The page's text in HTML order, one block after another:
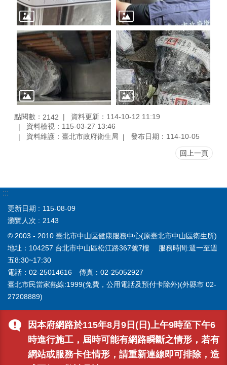
因本府網路於115年8月9日(日)上午9時至下午6
時進行施工，屆時可能有網路瞬斷之情形，若有
網站或服務卡住情形，請重新連線即可排除，造
點閱數： 2142
資料更新：114-10-12 11:19
資料檢視：115-03-27 13:46
資料維護：臺北市政府衛生局
發布日期：114-10-05
回上一頁
:::
更新日期
115-08-09
瀏覽人次
2143
© 2003 - 2010 臺北市中山區健康服務中心(原臺北市中山區衛生所)
地址：104257 台北市中山區松江路367號7樓 服務時間:週一至週
五8:30~17:30
電話：02-25014616 傳真：02-25052927
臺北市民當家熱線:1999(免費，公用電話及預付卡除外)(外縣市 02-
27208889)